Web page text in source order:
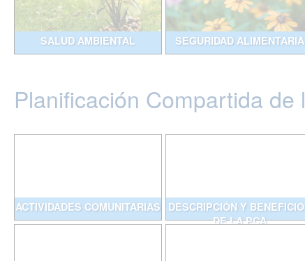
SALUD AMBIENTAL SEGURIDAD ALIMENTARIA
Planificación Compartida de
ACTIVIDADES COMUNITARIAS DESCRIPCIÓN Y
DE LA PCA